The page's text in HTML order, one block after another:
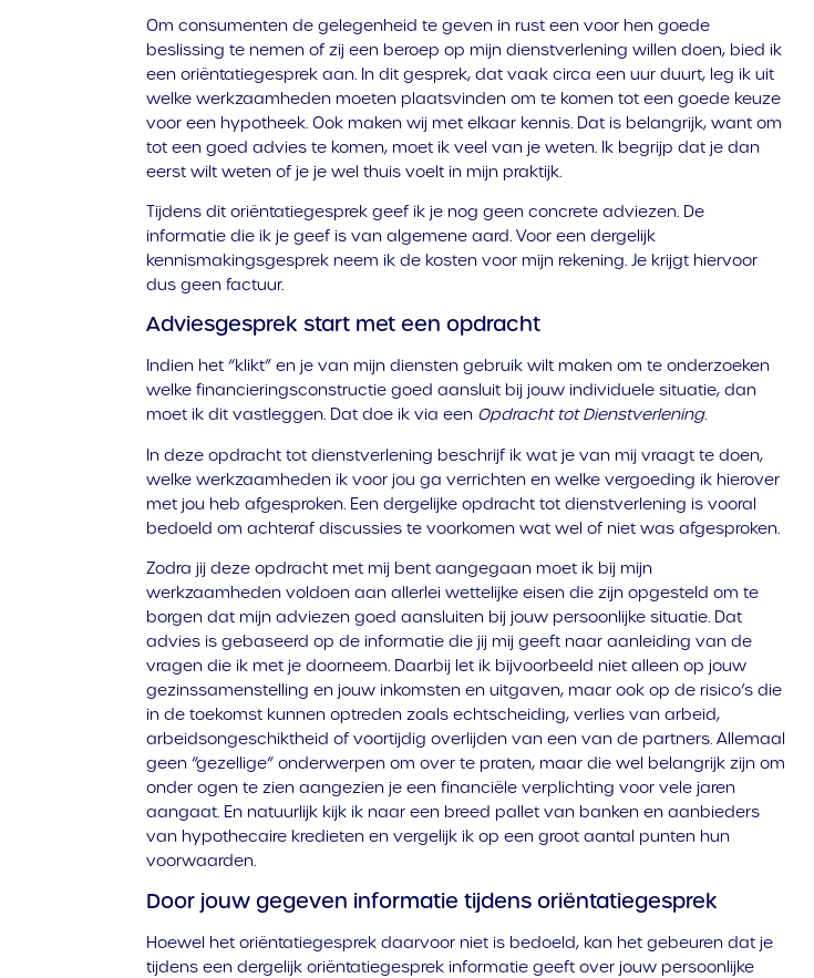
Om consumenten de gelegenheid te geven in rust een voor hen goede
beslissing te nemen of zij een beroep op mijn dienstverlening willen doen, bied ik
een oriëntatiegesprek aan. In dit gesprek, dat vaak circa een uur duurt, leg ik uit
welke werkzaamheden moeten plaatsvinden om te komen tot een goede keuze
voor een hypotheek. Ook maken wij met elkaar kennis. Dat is belangrijk, want om
tot een goed advies te komen, moet ik veel van je weten. Ik begrijp dat je dan
eerst wilt weten of je je wel thuis voelt in mijn praktijk.
Tijdens dit oriëntatiegesprek geef ik je nog geen concrete adviezen. De
informatie die ik je geef is van algemene aard. Voor een dergelijk
kennismakingsgesprek neem ik de kosten voor mijn rekening. Je krijgt hiervoor
dus geen factuur.
Adviesgesprek start met een opdracht
Indien het “klikt” en je van mijn diensten gebruik wilt maken om te onderzoeken
welke financieringsconstructie goed aansluit bij jouw individuele situatie, dan
moet ik dit vastleggen. Dat doe ik via een Opdracht tot Dienstverlening.
In deze opdracht tot dienstverlening beschrijf ik wat je van mij vraagt te doen,
welke werkzaamheden ik voor jou ga verrichten en welke vergoeding ik hierover
met jou heb afgesproken. Een dergelijke opdracht tot dienstverlening is vooral
bedoeld om achteraf discussies te voorkomen wat wel of niet was afgesproken.
Zodra jij deze opdracht met mij bent aangegaan moet ik bij mijn
werkzaamheden voldoen aan allerlei wettelijke eisen die zijn opgesteld om te
borgen dat mijn adviezen goed aansluiten bij jouw persoonlijke situatie. Dat
advies is gebaseerd op de informatie die jij mij geeft naar aanleiding van de
vragen die ik met je doorneem. Daarbij let ik bijvoorbeeld niet alleen op jouw
gezinssamenstelling en jouw inkomsten en uitgaven, maar ook op de risico’s die
in de toekomst kunnen optreden zoals echtscheiding, verlies van arbeid,
arbeidsongeschiktheid of voortijdig overlijden van een van de partners. Allemaal
geen “gezellige” onderwerpen om over te praten, maar die wel belangrijk zijn om
onder ogen te zien aangezien je een financiële verplichting voor vele jaren
aangaat. En natuurlijk kijk ik naar een breed pallet van banken en aanbieders
van hypothecaire kredieten en vergelijk ik op een groot aantal punten hun
voorwaarden.
Door jouw gegeven informatie tijdens oriëntatiegesprek
Hoewel het oriëntatiegesprek daarvoor niet is bedoeld, kan het gebeuren dat je
tijdens een dergelijk oriëntatiegesprek informatie geeft over jouw persoonlijke